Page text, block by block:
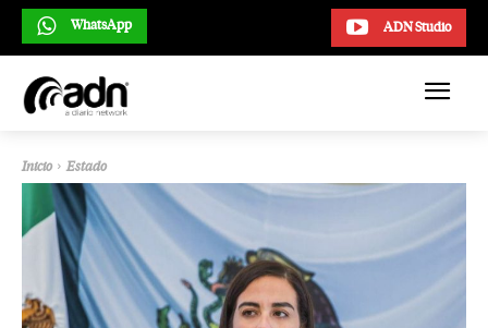
ADN Studio
WhatsApp
Inicio Estado